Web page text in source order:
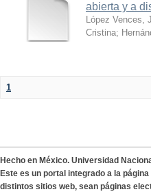
abierta y a
López Vences,
Cristina;
1
Hecho en México. Universidad
Este es un portal integrado a la
distintos sitios web, sean páginas